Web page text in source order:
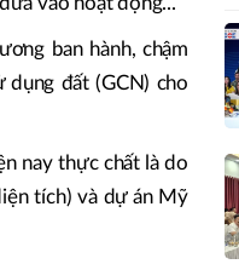
ban hành, chậm
dụng đất (GCN) cho
nay thực chất là do
tích) và dự án Mỹ